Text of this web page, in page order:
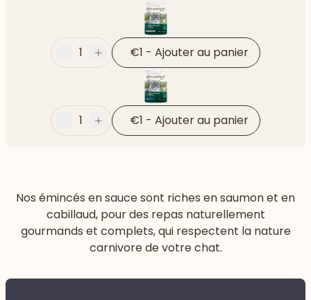
Moins
1 Plus €1 - Ajouter au panier
Moins
1 Plus €1 - Ajouter au panier
Nos émincés en sauce sont riches en saumon et en
cabillaud, pour des repas naturellement
gourmands et complets, qui respectent la nature
carnivore de votre chat.